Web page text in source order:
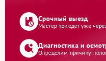
Срочный выезд
Мастер приедет уже
Диагностика и
Определим причину